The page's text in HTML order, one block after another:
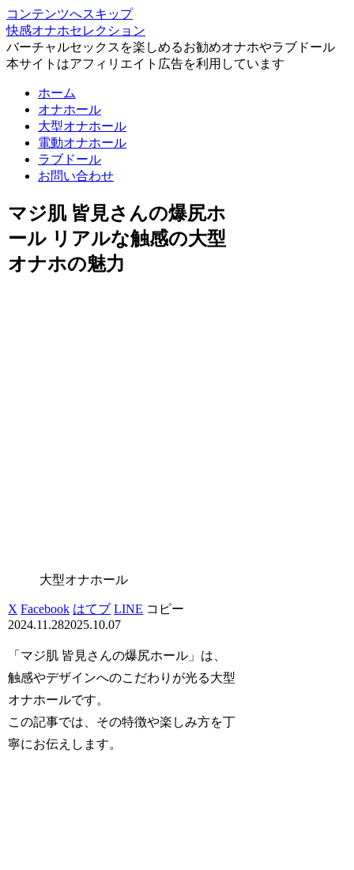
コンテンツへスキップ
快感オナホセレクション
バーチャルセックスを楽しめるお勧めオナホやラブドール
本サイトはアフィリエイト広告を利用しています
ホーム
オナホール
大型オナホール
電動オナホール
ラブドール
お問い合わせ
マジ肌 皆見さんの爆尻ホ
ール リアルな触感の大型
オナホの魅力
大型オナホール
X Facebook はてブ LINE コピー
2024.11.282025.10.07
「マジ肌 皆見さんの爆尻ホール」は、
触感やデザインへのこだわりが光る大型
オナホールです。
この記事では、その特徴や楽しみ方を丁
寧にお伝えします。